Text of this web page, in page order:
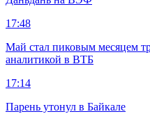
17:48
Май стал пиковым месяцем
аналитикой в ВТБ
17:14
Парень утонул в Байкале